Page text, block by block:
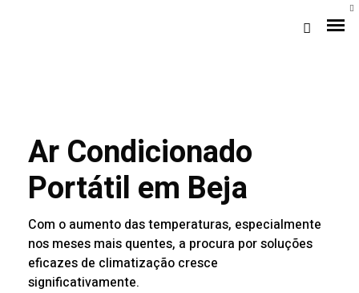
Loja Braga (Sede)
Loja Gaia
Ar Condicionado
Portátil em Beja
Com o aumento das temperaturas, especialmente
nos meses mais quentes, a procura por soluções
eficazes de climatização cresce
significativamente.